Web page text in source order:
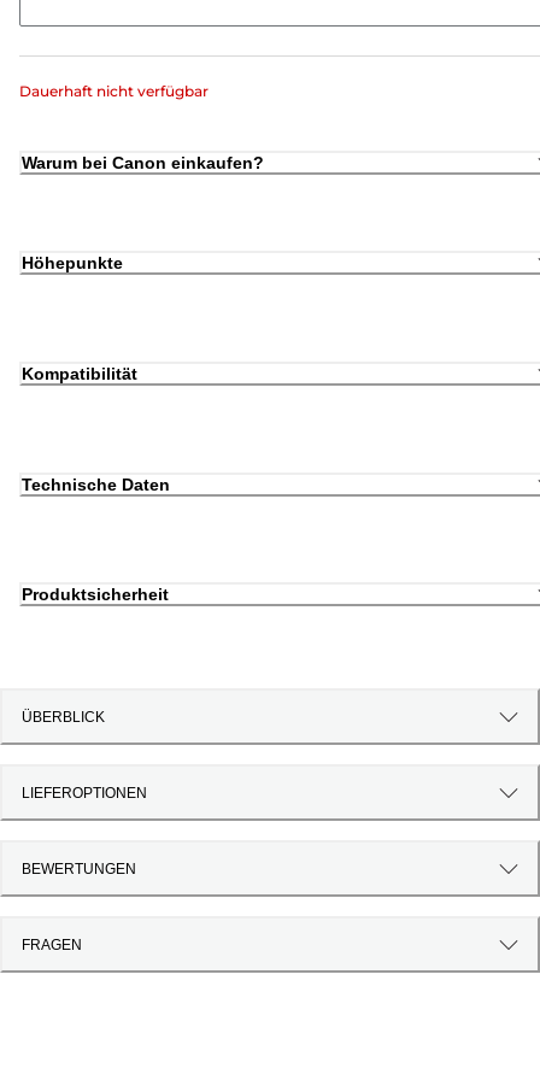
Dauerhaft nicht verfügbar
Warum bei Canon einkaufen?
Höhepunkte
Kompatibilität
Technische Daten
Produktsicherheit
ÜBERBLICK
LIEFEROPTIONEN
BEWERTUNGEN
FRAGEN